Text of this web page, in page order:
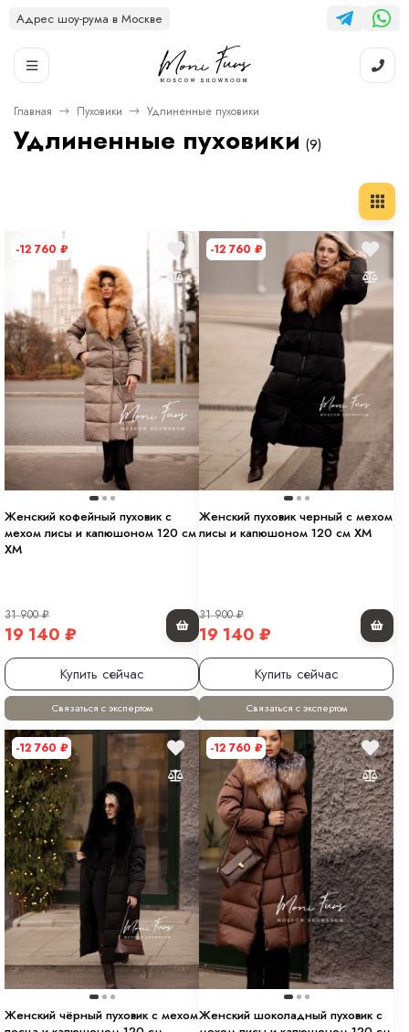
Адрес шоу-рума в Москве
Главная Пуховики Удлиненные пуховики
Удлиненные пуховики (9)
-12 760 ₽
Женский кофейный пуховик с
мехом лисы и капюшоном 120 см
XM
31 900₽
19 140 ₽
Купить сейчас
Связаться с экспертом
-12 760 ₽
Женский пуховик черный с мехом
лисы и капюшоном 120 см XM
31 900₽
19 140 ₽
Купить сейчас
Связаться с экспертом
-12 760 ₽
Женский чёрный пуховик с мехом
-12 760 ₽
Женский шоколадный пуховик с